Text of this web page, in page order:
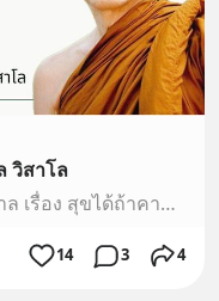
วิสาโล
ฟังธรรมะเทศนาของ หลวงพ่อไพศาล เรื่อง สุขได้ถ้าคาดหวังไม่สูง เพื่อคลายทุกข์พัฒนาจิตและศึกษาพุทธศาสนาสนใจฟังธรรมะเพิ่มเติมของ หลวงพ่อไพศาล ได้ที่: https://ww…
14 3 4